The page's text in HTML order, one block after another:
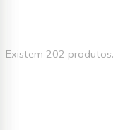
Existem 202 produtos.